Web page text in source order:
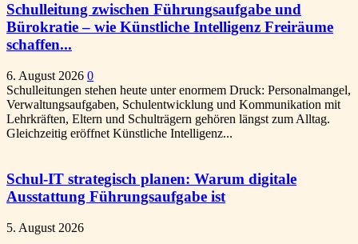
Schulleitung zwischen Führungsaufgabe und
Bürokratie – wie Künstliche Intelligenz Freiräume
schaffen...
6. August 2026 0
Schulleitungen stehen heute unter enormem Druck: Personalmangel,
Verwaltungsaufgaben, Schulentwicklung und Kommunikation mit
Lehrkräften, Eltern und Schulträgern gehören längst zum Alltag.
Gleichzeitig eröffnet Künstliche Intelligenz...
Schul-IT strategisch planen: Warum digitale
Ausstattung Führungsaufgabe ist
5. August 2026